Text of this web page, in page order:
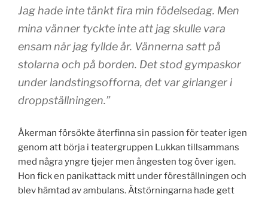
Jag hade inte tänkt fira min födelsedag. Men
mina vänner tyckte inte att jag skulle vara
ensam när jag fyllde år. Vännerna satt på
stolarna och på borden. Det stod gympaskor
under landstingsofforna, det var girlanger i
droppställningen.”
Åkerman försökte återfinna sin passion för teater igen
genom att börja i teatergruppen Lukkan tillsammans
med några yngre tjejer men ångesten tog över igen.
Hon fick en panikattack mitt under föreställningen och
blev hämtad av ambulans. Ätstörningarna hade gett